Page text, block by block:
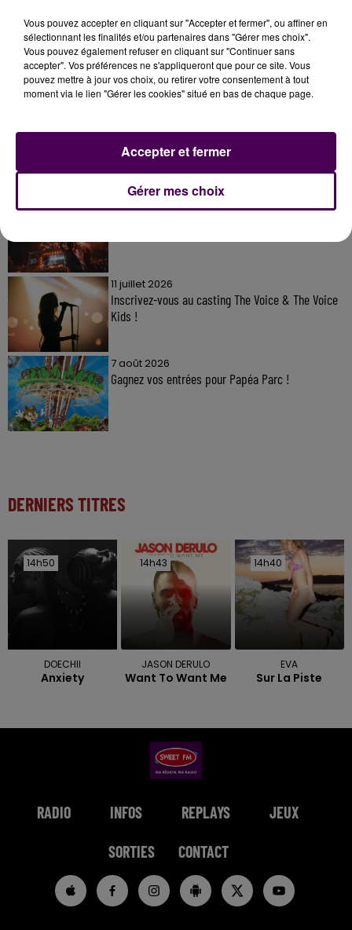
11 juillet 2026
Inscrivez-vous au casting The Voice & The Voice
Kids !
7 août 2026
Gagnez vos entrées pour Papéa Parc !
DERNIERS TITRES
14h50
14h50
DOECHII
Anxiety
14h43
14h43
JASON DERULO
Want To Want Me
14h40
14h40
EVA
Sur La Piste
RADIO INFOS REPLAYS JEUX
SORTIES CONTACT
Vous pouvez accepter en cliquant sur "Accepter et fermer", ou affiner en
sélectionnant les finalités et/ou partenaires dans "Gérer mes choix".
Vous pouvez également refuser en cliquant sur "Continuer sans
accepter". Vos préférences ne s'appliqueront que pour ce site. Vous
pouvez mettre à jour vos choix, ou retirer votre consentement à tout
moment via le lien "Gérer les cookies" situé en bas de chaque page.
Gérer mes choix
Accepter et fermer